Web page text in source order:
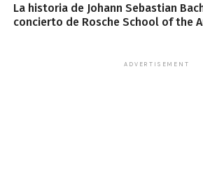
La historia de Johann Sebastian
concierto de Rosche School of the
ADVERTISEMENT